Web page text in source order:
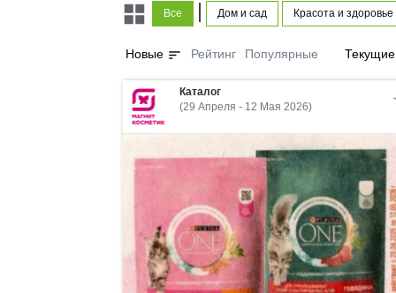
Все | Дом и сад Красота и здоровье
Новые sort Рейтинг Популярные Текущие
Каталог
(29 Апреля - 12 Мая 2026)